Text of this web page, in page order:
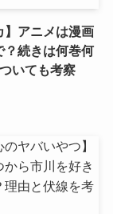
】アニメは漫画
？続きは何巻何
いても考察